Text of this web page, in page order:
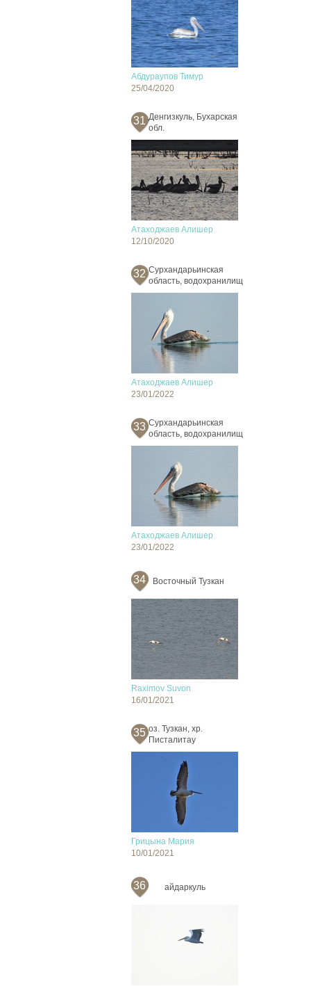
Абдураупов Тимур
25/04/2020
31 Денгизкуль, Бухарская
обл.
Атаходжаев Алишер
12/10/2020
32 Сурхандарьинская
область, водохранилищ
Атаходжаев Алишер
23/01/2022
33 Сурхандарьинская
область, водохранилищ
Атаходжаев Алишер
23/01/2022
34 Восточный Тузкан
Raximov Suvon
16/01/2021
35 оз. Тузкан, хр.
Писталитау
Грицына Мария
10/01/2021
36 айдаркуль